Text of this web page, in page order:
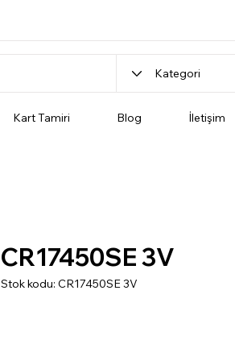
Kart Tamiri Blog İletişim
CR17450SE 3V
Stok kodu: CR17450SE 3V